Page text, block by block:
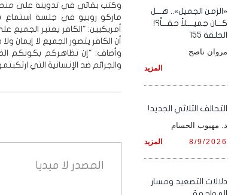
وكتب بقائي في تدوينة على منصة
ماركو روبيو في جلسة استماع
أمريكيين: "الكافر يعتبر الجميع
أن الكافر يتصور الجميع لا إيمان
وأضاف: "إن تظاهركم بكونكم
والجرائم ضد الإنسانية التي
المصدر لا ميديا
«الزمن الجميل».. هـــل
كـــان جميــــلاً حقـــاً؟!
الحلقة 155
مروان ناصح
المزيد
التحالف الثلاثي الجديد!
د. مهيوب الحسام
المزيد 8/9/2026
دلالات التصعيد ومسار